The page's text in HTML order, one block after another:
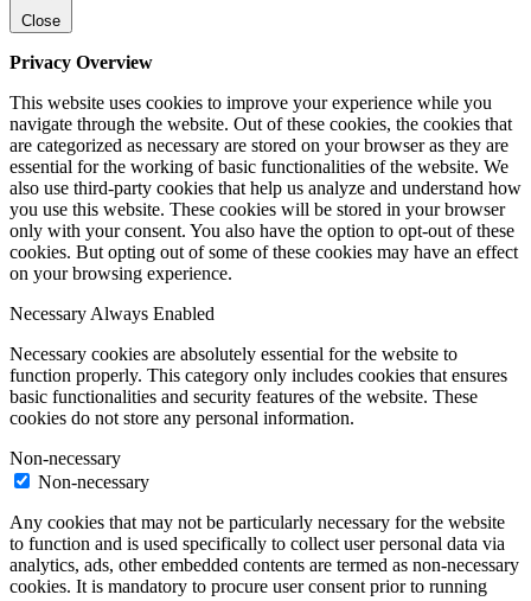
Close
Privacy Overview
This website uses cookies to improve your experience while you
navigate through the website. Out of these cookies, the cookies that
are categorized as necessary are stored on your browser as they are
essential for the working of basic functionalities of the website. We
also use third-party cookies that help us analyze and understand how
you use this website. These cookies will be stored in your browser
only with your consent. You also have the option to opt-out of these
cookies. But opting out of some of these cookies may have an effect
on your browsing experience.
NecessaryAlways Enabled
Necessary cookies are absolutely essential for the website to
function properly. This category only includes cookies that ensures
basic functionalities and security features of the website. These
cookies do not store any personal information.
Non-necessary
Non-necessary
Any cookies that may not be particularly necessary for the website
to function and is used specifically to collect user personal data via
analytics, ads, other embedded contents are termed as non-necessary
cookies. It is mandatory to procure user consent prior to running